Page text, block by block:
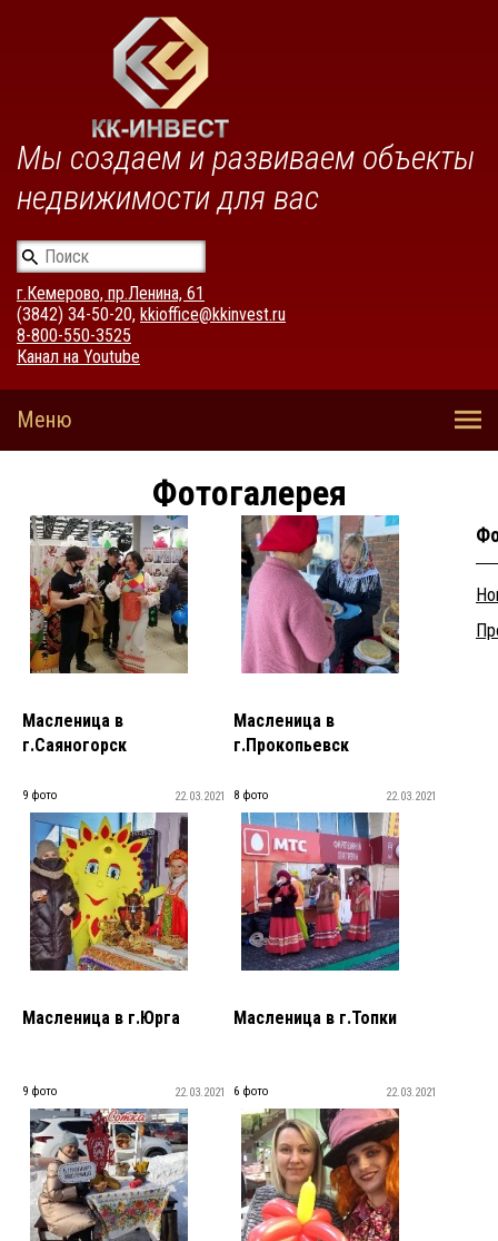
Мы создаем и развиваем объекты
недвижимости для вас
г.Кемерово, пр.Ленина, 61
(3842) 34-50-20, kkioffice@kkinvest.ru
8-800-550-3525
Канал на Youtube
Фотогалерея
Масленица в
г.Саяногорск
22.03.2021
9 фото
Масленица в
г.Прокопьевск
22.03.2021
8 фото
Масленица в г.Юрга
22.03.2021
9 фото
Масленица в г.Топки
22.03.2021
6 фото